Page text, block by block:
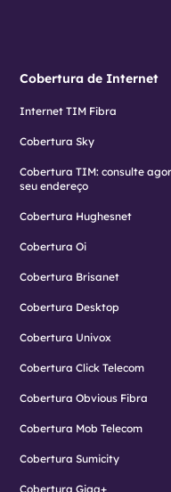
Cobertura de Internet
Internet TIM Fibra
Cobertura Sky
Cobertura TIM: consulte
seu endereço
Cobertura Hughesnet
Cobertura Oi
Cobertura Brisanet
Cobertura Desktop
Cobertura Univox
Cobertura Click Telecom
Cobertura Obvious Fibra
Cobertura Mob Telecom
Cobertura Sumicity
Cobertura Giga+